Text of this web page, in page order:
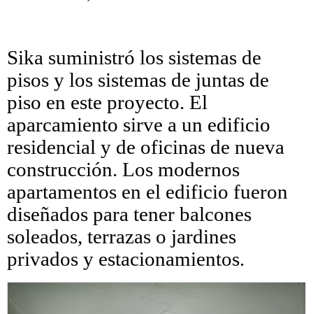
Sika suministró los sistemas de
pisos y los sistemas de juntas de
piso en este proyecto. El
aparcamiento sirve a un edificio
residencial y de oficinas de nueva
construcción. Los modernos
apartamentos en el edificio fueron
diseñados para tener balcones
soleados, terrazas o jardines
privados y estacionamientos.